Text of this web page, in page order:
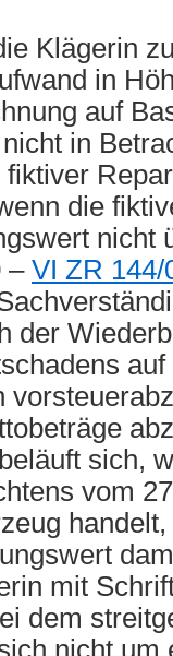
Klägerin
in
auf
in
die
nicht
– VI ZR 144/
der
sich,
vom
mit
dem
nicht um